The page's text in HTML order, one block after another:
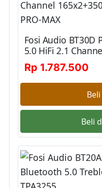
Fosi Audio BT30D
5.0 HiFi 2.1
Rp 1.787.500
Beli